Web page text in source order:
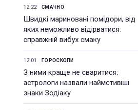
12:22 СМАЧНО
Швидкі мариновані помідори, від
яких неможливо відірватися:
справжній вибух смаку
12:01 ГОРОСКОПИ
З ними краще не сваритися:
астрологи назвали наймстивіші
знаки Зодіаку